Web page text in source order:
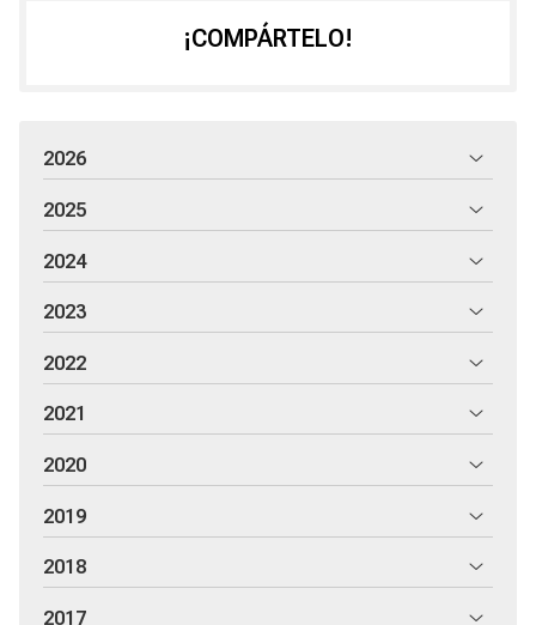
¡COMPÁRTELO!
2026
2025
2024
2023
2022
2021
2020
2019
2018
2017